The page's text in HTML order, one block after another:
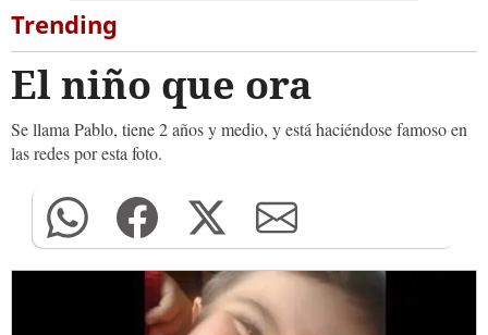
Trending
El niño que ora
Se llama Pablo, tiene 2 años y medio, y está haciéndose famoso en
las redes por esta foto.